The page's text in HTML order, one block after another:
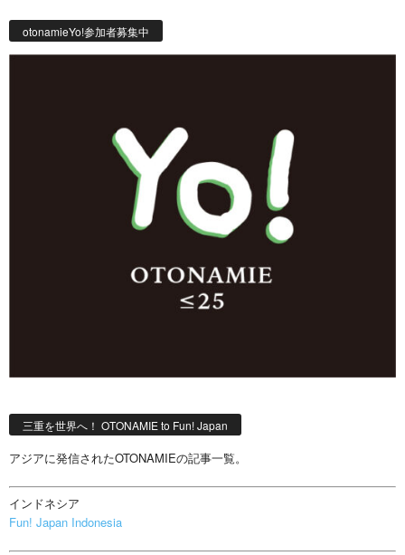
otonamieYo!参加者募集中
三重を世界へ！ OTONAMIE to Fun! Japan
アジアに発信されたOTONAMIEの記事一覧。
インドネシア
Fun! Japan Indonesia